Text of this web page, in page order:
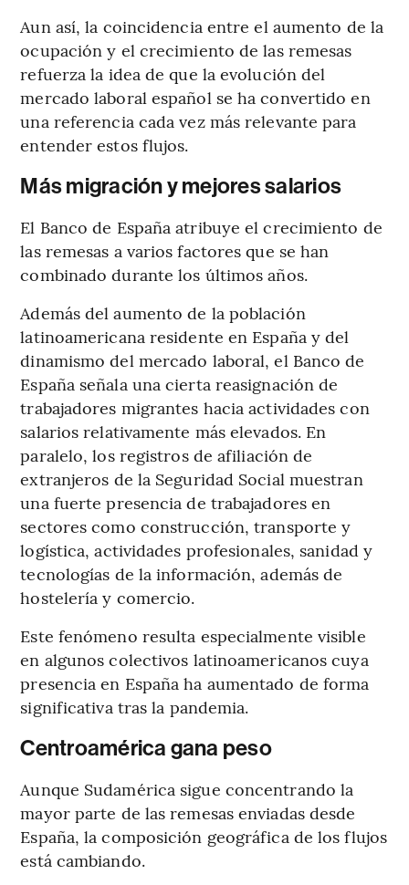
Aun así, la coincidencia entre el aumento de la
ocupación y el crecimiento de las remesas
refuerza la idea de que la evolución del
mercado laboral español se ha convertido en
una referencia cada vez más relevante para
entender estos flujos.
Más migración y mejores salarios
El Banco de España atribuye el crecimiento de
las remesas a varios factores que se han
combinado durante los últimos años.
Además del aumento de la población
latinoamericana residente en España y del
dinamismo del mercado laboral, el Banco de
España señala una cierta reasignación de
trabajadores migrantes hacia actividades con
salarios relativamente más elevados. En
paralelo, los registros de afiliación de
extranjeros de la Seguridad Social muestran
una fuerte presencia de trabajadores en
sectores como construcción, transporte y
logística, actividades profesionales, sanidad y
tecnologías de la información, además de
hostelería y comercio.
Este fenómeno resulta especialmente visible
en algunos colectivos latinoamericanos cuya
presencia en España ha aumentado de forma
significativa tras la pandemia.
Centroamérica gana peso
Aunque Sudamérica sigue concentrando la
mayor parte de las remesas enviadas desde
España, la composición geográfica de los flujos
está cambiando.